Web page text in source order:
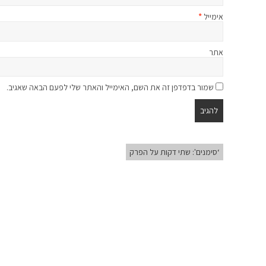
אימייל *
אתר
שמור בדפדפן זה את השם, האימייל והאתר שלי לפעם הבאה שאגיב.
‘סימנים': שתי דקות על הפרק